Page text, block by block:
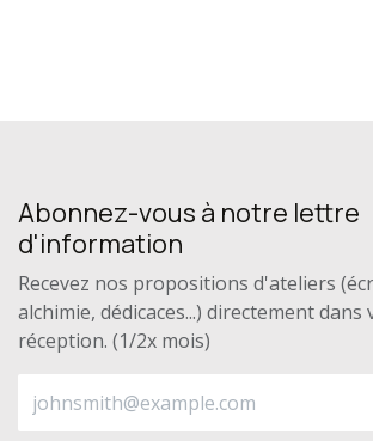
Abonnez-vous à notre lettre
d'information
Recevez nos propositions d'ateliers
alchimie, dédicaces...) directement
réception. (1/2x mois)